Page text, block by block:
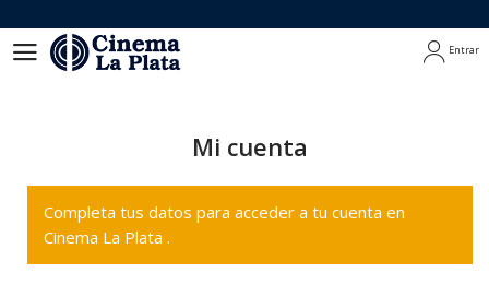
Entrar
Mi cuenta
Completa tus datos para acceder a tu cuenta en
Cinema La Plata .